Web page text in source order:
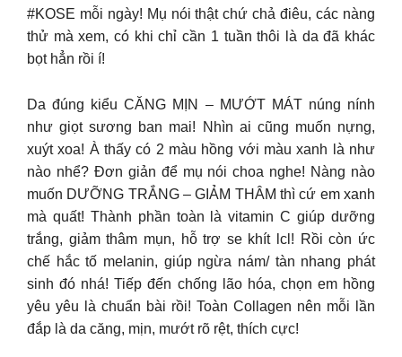
#KOSE mỗi ngày! Mụ nói thật chứ chả điêu, các nàng
thử mà xem, có khi chỉ cần 1 tuần thôi là da đã khác
bọt hẳn rồi í!
Da đúng kiểu CĂNG MỊN – MƯỚT MÁT núng nính
như giọt sương ban mai! Nhìn ai cũng muốn nựng,
xuýt xoa! À thấy có 2 màu hồng với màu xanh là như
nào nhể? Đơn giản để mụ nói choa nghe! Nàng nào
muốn DƯỠNG TRẮNG – GIẢM THÂM thì cứ em xanh
mà quất! Thành phần toàn là vitamin C giúp dưỡng
trắng, giảm thâm mụn, hỗ trợ se khít lcl! Rồi còn ức
chế hắc tố melanin, giúp ngừa nám/ tàn nhang phát
sinh đó nhá! Tiếp đến chống lão hóa, chọn em hồng
yêu yêu là chuẩn bài rồi! Toàn Collagen nên mỗi lần
đắp là da căng, mịn, mướt rõ rệt, thích cực!